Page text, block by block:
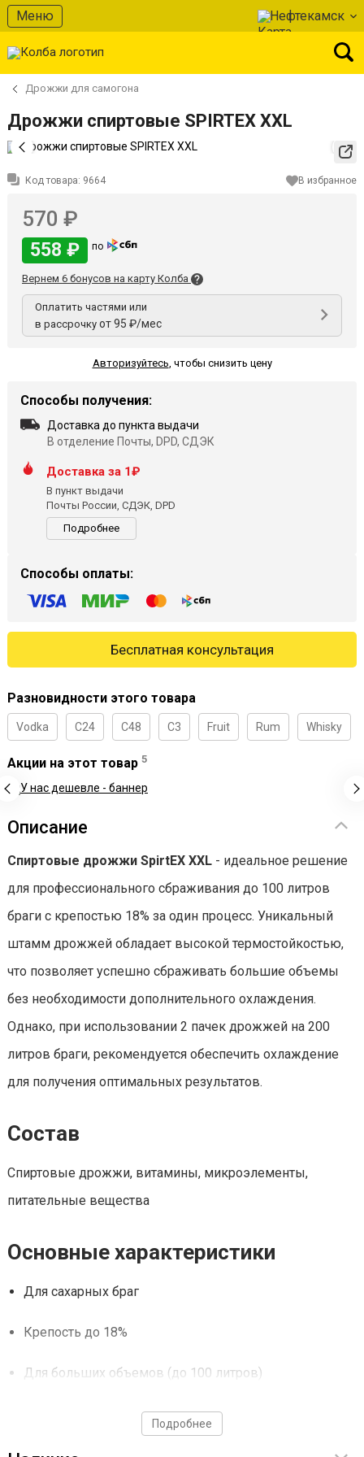
Меню Нефтекамск
Дрожжи для самогона
Дрожжи спиртовые SPIRTEX XXL
Код товара: 9664 В избранное
570 ₽
558 ₽ по
Вернем 6 бонусов на карту Колба
Оплатить частями или
в рассрочку от 95 ₽/мес
Авторизуйтесь, чтобы снизить цену
Способы получения:
Доставка до пункта выдачи
В отделение Почты, DPD, СДЭК
Доставка за 1₽
В пункт выдачи
Почты России, СДЭК, DPD
Подробнее
Способы оплаты:
Бесплатная консультация
Разновидности этого товара
Vodka C24 C48 C3 Fruit Rum Whisky
Акции на этот товар 5
Описание
Спиртовые дрожжи SpirtEX XXL - идеальное решение
для профессионального сбраживания до 100 литров
браги с крепостью 18% за один процесс. Уникальный
штамм дрожжей обладает высокой термостойкостью,
что позволяет успешно сбраживать большие объемы
без необходимости дополнительного охлаждения.
Однако, при использовании 2 пачек дрожжей на 200
литров браги, рекомендуется обеспечить охлаждение
для получения оптимальных результатов.
Состав
Спиртовые дрожжи, витамины, микроэлементы,
питательные вещества
Основные характеристики
Для сахарных браг
Крепость до 18%
Для больших объемов (до 100 литров)
Подробнее